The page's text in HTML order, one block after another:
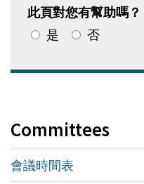
新
口
此頁對您有幫助嗎？
是
否
Committees
會議時間表